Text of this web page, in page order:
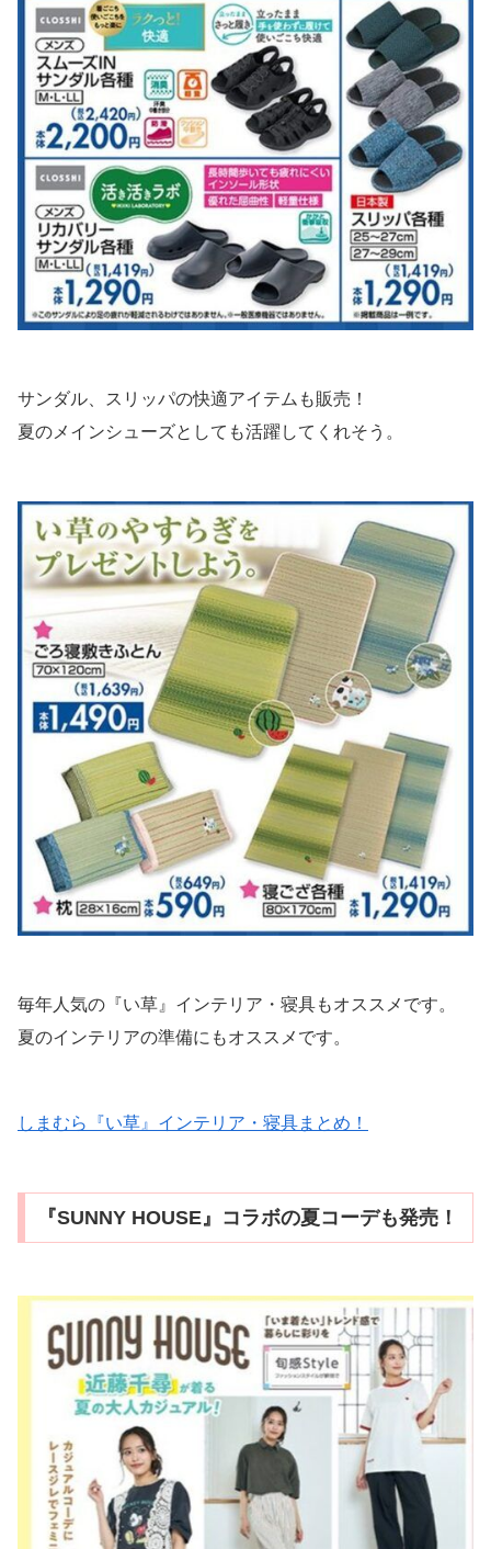
サンダル、スリッパの快適アイテムも販売！
夏のメインシューズとしても活躍してくれそう。
毎年人気の『い草』インテリア・寝具もオススメです。
夏のインテリアの準備にもオススメです。
しまむら『い草』インテリア・寝具まとめ！
『SUNNY HOUSE』コラボの夏コーデも発売！